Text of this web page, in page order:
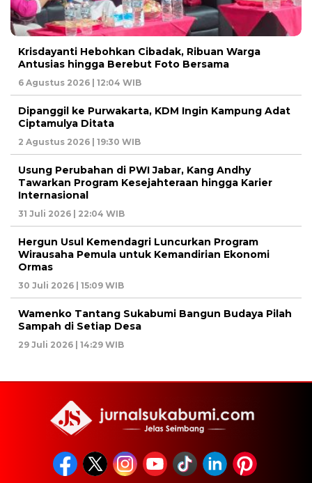
Krisdayanti Hebohkan Cibadak, Ribuan Warga
Antusias hingga Berebut Foto Bersama
6 Agustus 2026 | 12:04 WIB
Dipanggil ke Purwakarta, KDM Ingin Kampung Adat
Ciptamulya Ditata
2 Agustus 2026 | 19:30 WIB
Usung Perubahan di PWI Jabar, Kang Andhy
Tawarkan Program Kesejahteraan hingga Karier
Internasional
31 Juli 2026 | 22:04 WIB
Hergun Usul Kemendagri Luncurkan Program
Wirausaha Pemula untuk Kemandirian Ekonomi
Ormas
30 Juli 2026 | 15:09 WIB
Wamenko Tantang Sukabumi Bangun Budaya Pilah
Sampah di Setiap Desa
29 Juli 2026 | 14:29 WIB